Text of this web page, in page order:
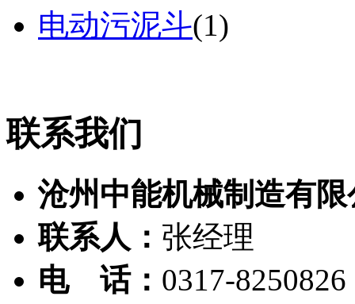
电动污泥斗(1)
联系我们
沧州中能机械制造有限
联系人： 张经理
电 话： 0317-8250826